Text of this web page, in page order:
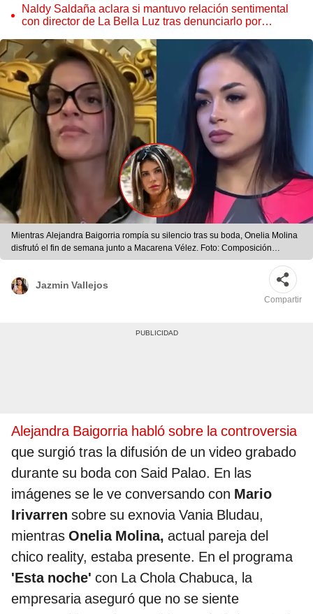
Naldy Saldaña aclara si mantuvo relación sentimental
con director de La Bella Luz tras denunciarlo por
Mientras Alejandra Baigorria rompía su silencio tras su boda, Onelia Molina
disfrutó el fin de semana junto a Macarena Vélez. Foto: Composición
LR/AméricaTV/difusión
Jazmin Vallejos
Compartir
Alejandra Baigorria habló sobre la controversia
que surgió tras la difusión de un video grabado
durante su boda con Said Palao. En las
imágenes se le ve conversando con Mario
Irivarren sobre su exnovia Vania Bludau,
mientras Onelia Molina, actual pareja del
chico reality, estaba presente. En el programa
'Esta noche' con La Chola Chabuca, la
empresaria aseguró que no se siente